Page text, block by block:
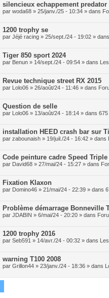
silencieux echappement predator
par woda68 » 25/janv./25 - 10:34 » dans
1200 trophy se
par Jéjé racing » 25/sept./24 - 19:02 » dans
Tiger 850 sport 2024
par Benun » 14/sept./24 - 09:54 » dans
Revue technique street RX 2015
par Lolo06 » 26/août/24 - 11:46 » dans
Question de selle
par Lolo06 » 13/août/24 - 18:14 » dans 675
installation HEED crash bar sur
par zabounaish » 19/juil./24 - 16:42 » dans
Code peinture cadre Speed Triple
par David68 » 27/mai/24 - 15:27 » dans
Fixation Klaxon
par Domino46 » 21/mai/24 - 22:39 » dans
Problème démarrage Bonneville
par JDABIN » 6/mai/24 - 20:20 » dans
1200 trophy 2016
par Seb591 » 14/avr./24 - 00:32 » dans
warning T100 2008
par Grillon44 » 23/janv./24 - 18:36 » dans